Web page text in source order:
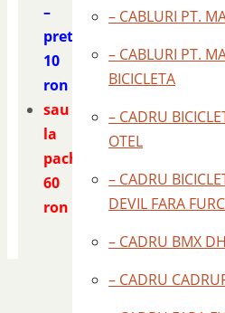
–
pret
10
ron
sau
la
pachet
60
ron
– CABLURI PT.
– CABLURI PT.
BICICLETA
– CADRU
OTEL
– CADRU
DEVIL FARA
– CADRU BMX
– CADRU